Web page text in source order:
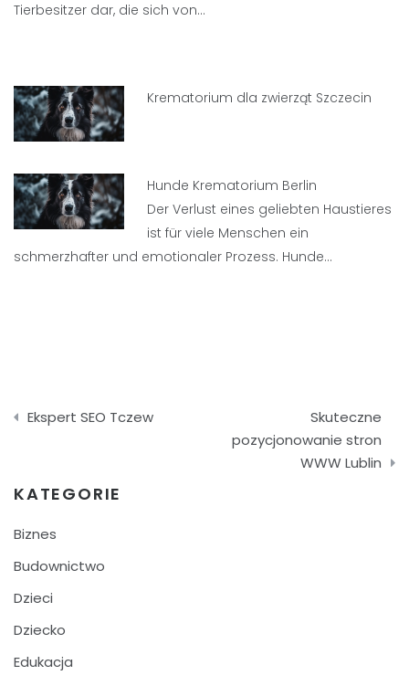
Tierbesitzer dar, die sich von…
Krematorium dla zwierząt Szczecin
Hunde Krematorium Berlin
Der Verlust eines geliebten Haustieres
ist für viele Menschen ein
schmerzhafter und emotionaler Prozess. Hunde…
Nawigacja
Ekspert SEO Tczew
Skuteczne
pozycjonowanie stron
WWW Lublin
KATEGORIE
Biznes
Budownictwo
Dzieci
Dziecko
Edukacja